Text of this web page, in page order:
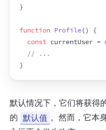
}
function Profile()
{
const currentUser =
// ...
}
默认情况下，它们将获得
的 默认值 。然而，它本